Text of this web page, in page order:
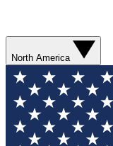
North America